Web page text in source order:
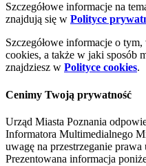
Szczegółowe informacje na
znajdują się w Polityce
Szczegółowe informacje o
cookies, a także w jaki sposób
znajdziesz w Polityce cookies.
Cenimy Twoją prywatność
Urząd Miasta Poznania
Informatora Multimedialnego
uwagę na przestrzeganie
Prezentowana informacja